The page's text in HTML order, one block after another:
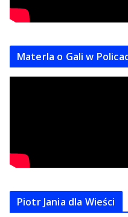
Materla o Gali w
Piotr Jania dla Wieści